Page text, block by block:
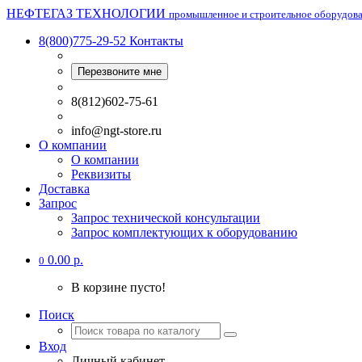
НЕФТЕГАЗ ТЕХНОЛОГИИ промышленное и строительное
8(800)775-29-52 Контакты
Перезвоните мне
8(812)602-75-61
info@ngt-store.ru
О компании
О компании
Реквизиты
Доставка
Запрос
Запрос технической консультации
Запрос комплектующих к оборудованию
0 0.00 р.
В корзине пусто!
Поиск
Вход